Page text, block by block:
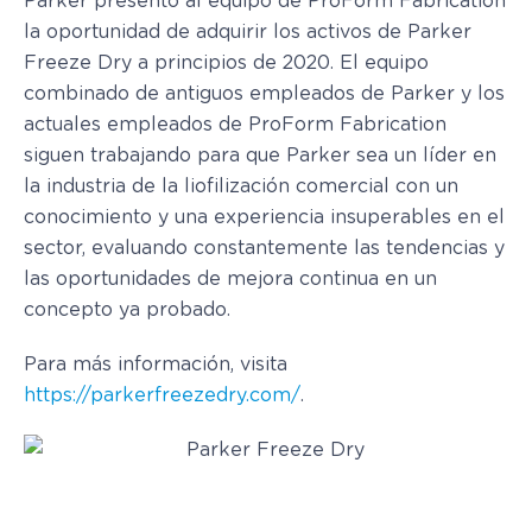
la oportunidad de adquirir los activos de Parker
Freeze Dry a principios de 2020. El equipo
combinado de antiguos empleados de Parker y los
actuales empleados de ProForm Fabrication
siguen trabajando para que Parker sea un líder en
la industria de la liofilización comercial con un
conocimiento y una experiencia insuperables en el
sector, evaluando constantemente las tendencias y
las oportunidades de mejora continua en un
concepto ya probado.
Para más información, visita
https://parkerfreezedry.com/.